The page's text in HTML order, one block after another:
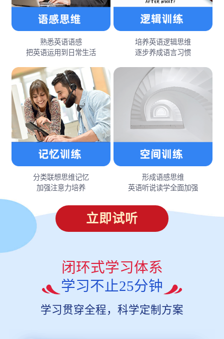
熟悉英语语感
把英语运用到日常生活
培养英语逻辑思维
逐步养成语言习惯
分类联想思维记忆
加强注意力培养
形成语感思维
英语听说读学全面加强
立即试听
闭环式学习体系
学习不止25分钟
学习贯穿全程，科学定制方案